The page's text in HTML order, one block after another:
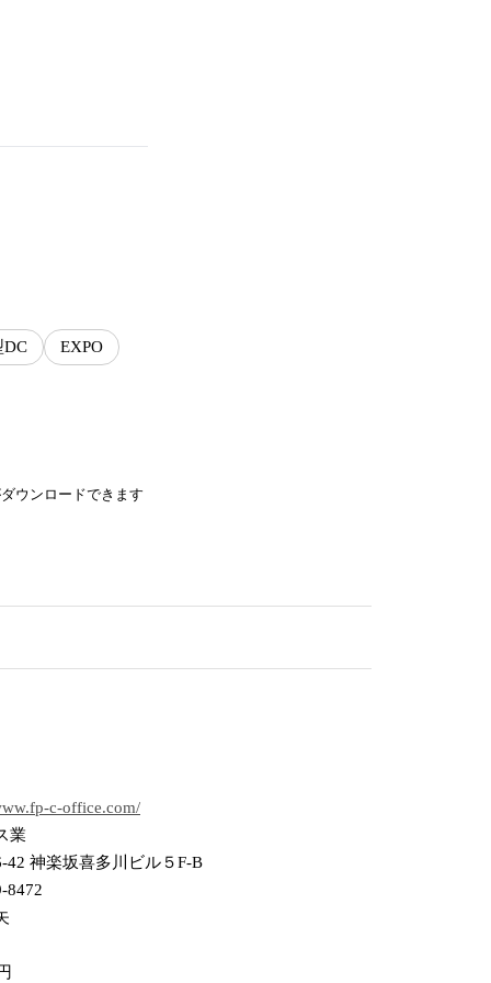
DC EXPO
ウンロードできます
c-office.com/
業
42 神楽坂喜多川ビル５F-B
8472